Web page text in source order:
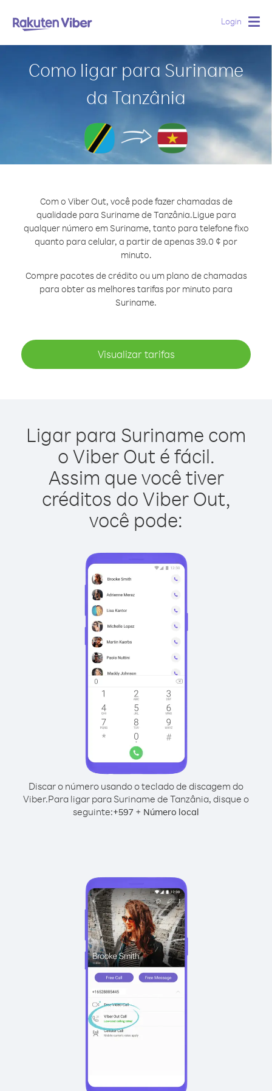
Login
Como ligar para Suriname
da Tanzânia
Com o Viber Out, você pode fazer chamadas de
qualidade para Suriname de Tanzânia.Ligue para
qualquer número em Suriname, tanto para telefone fixo
quanto para celular, a partir de apenas 39.0 ¢ por
minuto.
Compre pacotes de crédito ou um plano de chamadas
para obter as melhores tarifas por minuto para
Suriname.
Visualizar tarifas
Ligar para Suriname com
o Viber Out é fácil.
Assim que você tiver
créditos do Viber Out,
você pode:
Discar o número usando o teclado de discagem do
Viber.Para ligar para Suriname de Tanzânia, disque o
seguinte:+597 + Número local